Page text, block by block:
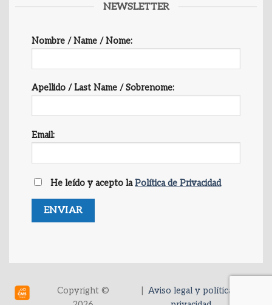
NEWSLETTER
Nombre / Name / Nome:
Apellido / Last Name / Sobrenome:
Email:
He leído y acepto laPolítica de Privacidad
Copyright ©
|Aviso legal y política de